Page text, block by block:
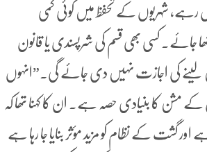
رہے، شہریوں کے تحفظ میں کوئی کمی
جائے۔ کسی بھی قسم کی شرپسندی یا قانون
لینے کی اجازت نہیں دی جائے گی۔”انہوں
کے مشن کا بنیادی حصہ ہے۔ ان کا کہنا تھا کہ
گشت کے نظام کو مزید مؤثر بنایا جا رہا ہے